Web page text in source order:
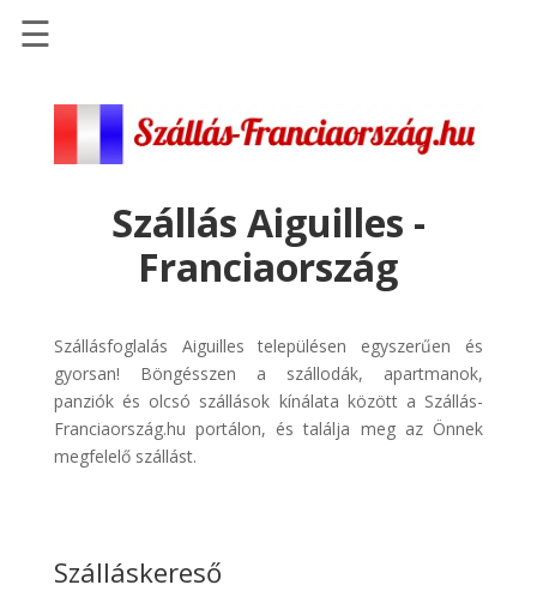
Szállások
Repülőjegy
pénzvisszatérítéssel
Discover
Cars
Transzfer
☰
Szállás Aiguilles -
Franciaország
Szállásfoglalás Aiguilles településen egyszerűen és
gyorsan! Böngésszen a szállodák, apartmanok,
panziók és olcsó szállások kínálata között a Szállás-
Franciaország.hu portálon, és találja meg az Önnek
megfelelő szállást.
Szálláskereső